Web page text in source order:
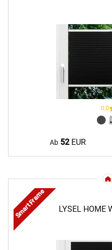
0,0
Ab 52EUR
LYSEL HOME
Smart Frame